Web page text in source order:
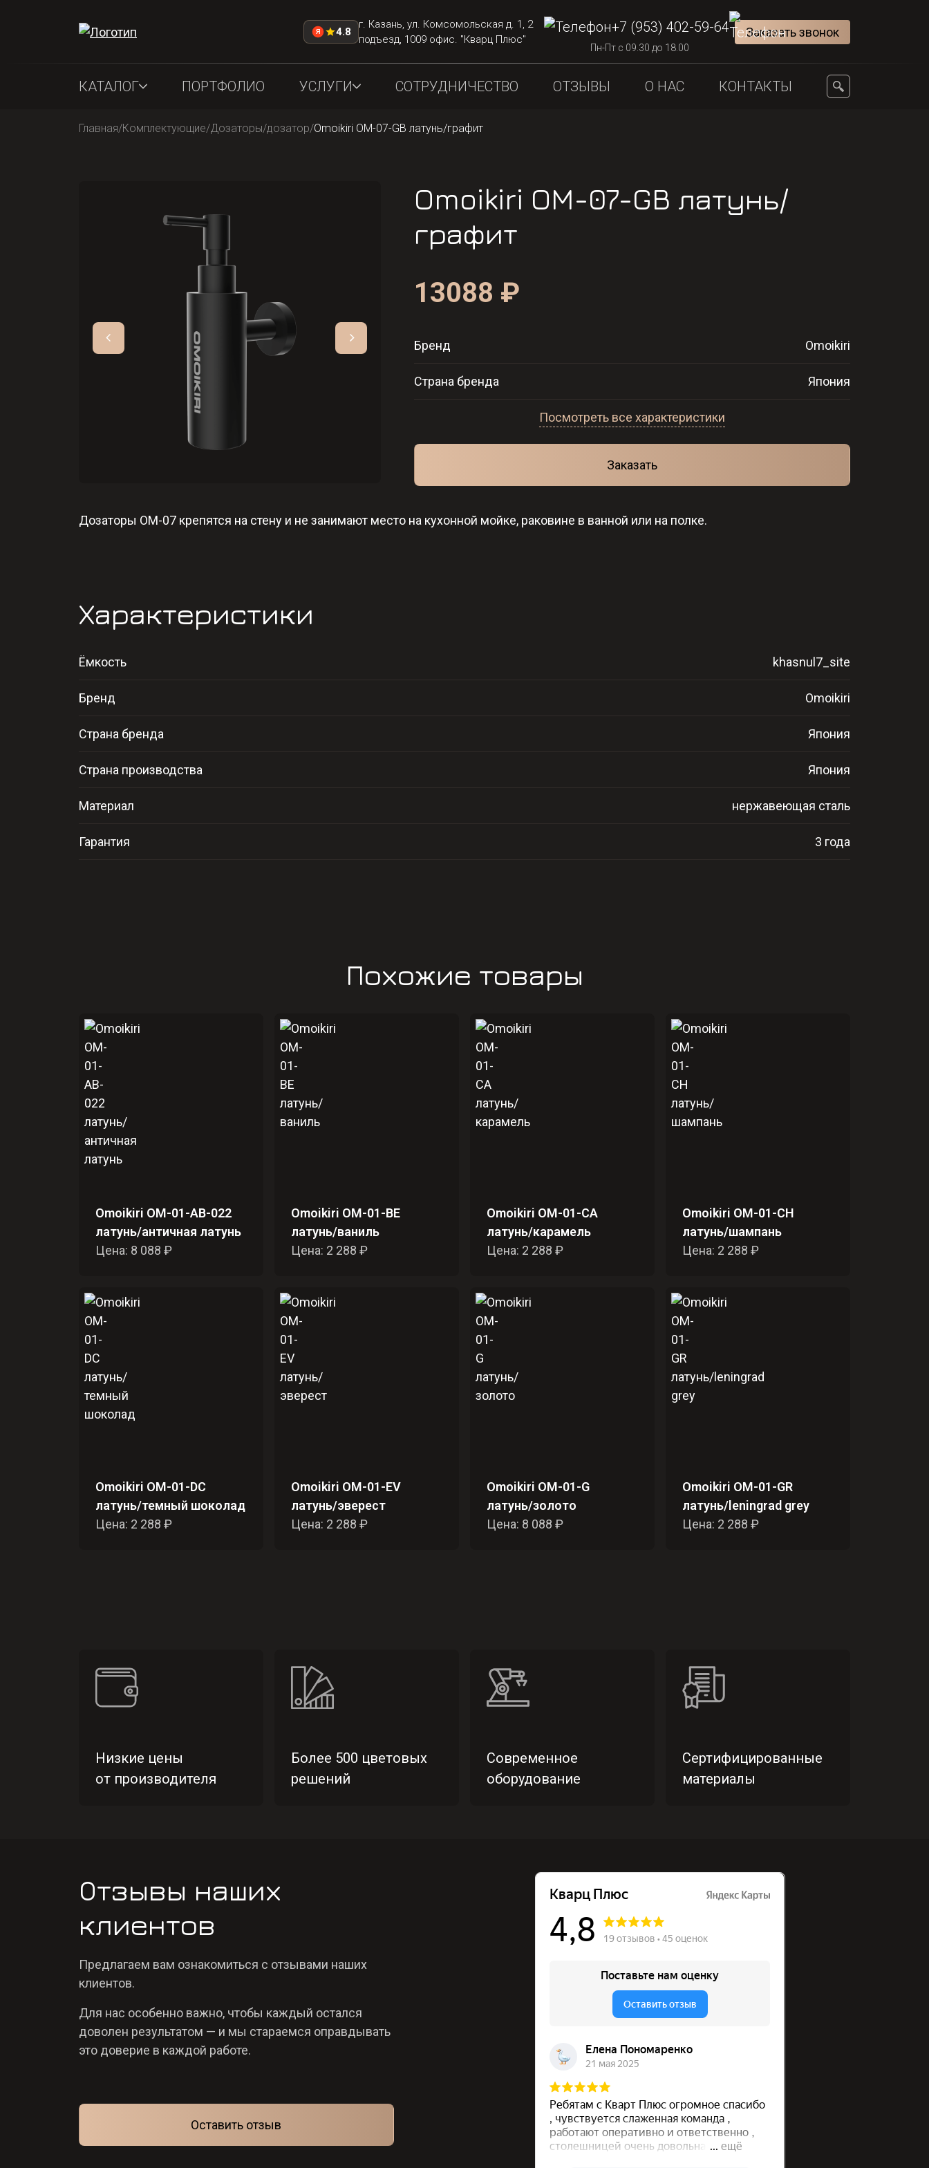
Я 4.8
г. Казань, ул. Комсомольская д. 1, 2
подъезд, 1009 офис. "Кварц Плюс"
+7 (953) 402-59-64
Пн-Пт с 09.30 до 18.00
Заказать звонок
КАТАЛОГ ПОРТФОЛИО УСЛУГИ СОТРУДНИЧЕСТВО ОТЗЫВЫ О НАС КОНТАКТЫ
Главная/Комплектующие/Дозаторы/дозатор/Omoikiri OM-07-GB латунь/графит
Omoikiri OM-07-GB латунь/
графит
13088 ₽
Бренд Omoikiri
Страна бренда Япония
Посмотреть все характеристики
Заказать
Дозаторы OM-07 крепятся на стену и не занимают место на кухонной мойке, раковине в ванной или на полке.
Характеристики
Ёмкость khasnul7_site
Бренд Omoikiri
Страна бренда Япония
Страна производства Япония
Материал нержавеющая сталь
Гарантия 3 года
Похожие товары
Omoikiri OM-01-AB-022
латунь/античная латунь
Цена: 8 088 ₽
Omoikiri OM-01-BE
латунь/ваниль
Цена: 2 288 ₽
Omoikiri OM-01-CA
латунь/карамель
Цена: 2 288 ₽
Omoikiri OM-01-CH
латунь/шампань
Цена: 2 288 ₽
Omoikiri OM-01-DC
латунь/темный шоколад
Цена: 2 288 ₽
Omoikiri OM-01-EV
латунь/эверест
Цена: 2 288 ₽
Omoikiri OM-01-G
латунь/золото
Цена: 8 088 ₽
Omoikiri OM-01-GR
латунь/leningrad grey
Цена: 2 288 ₽
Низкие цены
от производителя
Более 500 цветовых
решений
Современное
оборудование
Сертифицированные
материалы
Отзывы наших
клиентов
Предлагаем вам ознакомиться с отзывами наших
клиентов.
Для нас особенно важно, чтобы каждый остался
доволен результатом — и мы стараемся оправдывать
это доверие в каждой работе.
Оставить отзыв